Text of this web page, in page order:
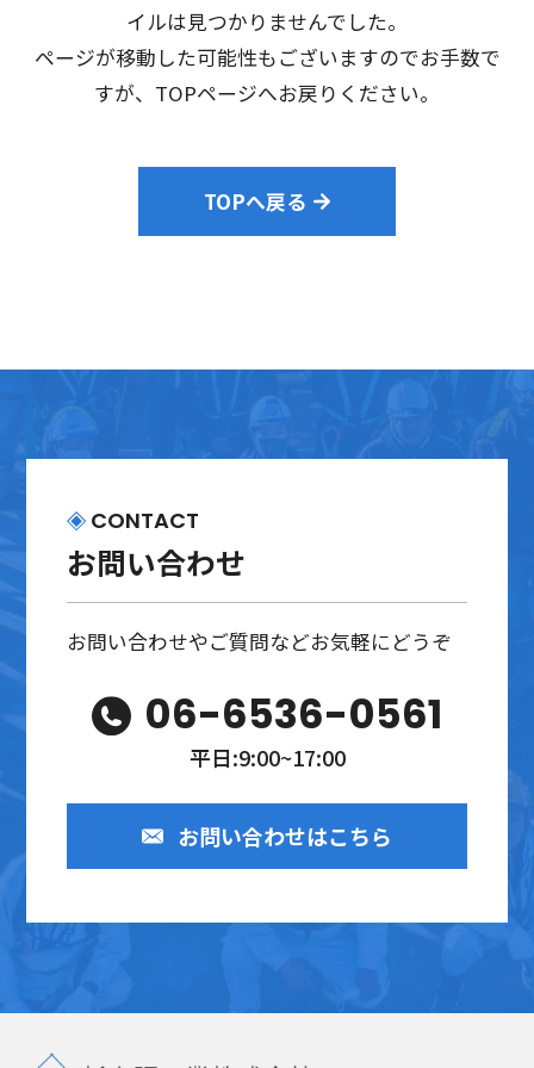
採用情報
イルは見つかりませんでした。
ページが移動した可能性もございますのでお手数で
すが、TOPページへお戻りください。
TOPへ戻る
CONTACT
お問い合わせ
お問い合わせやご質問などお気軽にどうぞ
06-6536-0561
平日:9:00~17:00
お問い合わせはこちら